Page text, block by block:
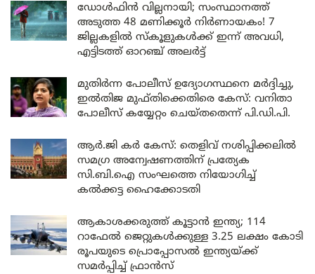
ഡോൾഫിൻ വില്ലനായി; സംസ്ഥാനത്ത്
അടുത്ത 48 മണിക്കൂർ നിർണായകം! 7
ജില്ലകളിൽ സ്കൂളുകൾക്ക് ഇന്ന് അവധി,
എട്ടിടത്ത് ഓറഞ്ച് അലർട്ട്
മുതിർന്ന പോലീസ് ഉദ്യോഗസ്ഥനെ മർദ്ദിച്ചു,
ഇൽതിജ മുഫ്തിക്കെതിരെ കേസ്: വനിതാ
പോലീസ് കയ്യേറ്റം ചെയ്തതെന്ന് പി.ഡി.പി.
ആർ.ജി കർ കേസ്: തെളിവ് നശിപ്പിക്കലിൽ
സമഗ്ര അന്വേഷണത്തിന് പ്രത്യേക
സി.ബി.ഐ സംഘത്തെ നിയോഗിച്ച്
കൽക്കട്ട ഹൈക്കോടതി
ആകാശക്കരുത്ത് കൂട്ടാൻ ഇന്ത്യ; 114
റാഫേൽ ജെറ്റുകൾക്കുള്ള 3.25 ലക്ഷം കോടി
രൂപയുടെ പ്രൊപ്പോസൽ ഇന്ത്യയ്ക്ക്
സമർപ്പിച്ച് ഫ്രാൻസ്